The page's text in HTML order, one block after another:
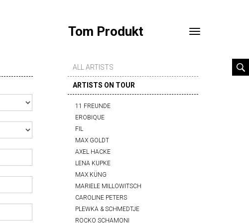
Tom Produkt
Toggle
ALL ARTISTS
ARTISTS ON TOUR
11 FREUNDE
EROBIQUE
FIL
MAX GOLDT
AXEL HACKE
LENA KUPKE
MAX KÜNG
MARIELE MILLOWITSCH
CAROLINE PETERS
PLEWKA & SCHMEDTJE
ROCKO SCHAMONI